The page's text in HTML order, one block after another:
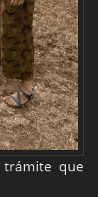
que